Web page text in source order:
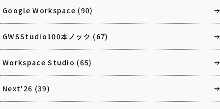
Google Workspace (90)
GWSStudio100本ノック (67)
Workspace Studio (65)
Next'26 (39)